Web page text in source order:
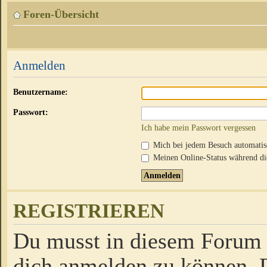
Foren-Übersicht
Anmelden
Benutzername:
Passwort:
Ich habe mein Passwort vergessen
Mich bei jedem Besuch
Meinen Online-Status während
REGISTRIEREN
Du musst in diesem